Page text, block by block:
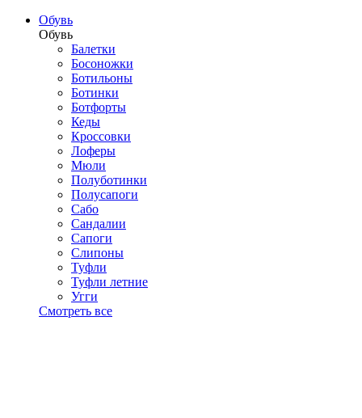
Обувь
Обувь
Балетки
Босоножки
Ботильоны
Ботинки
Ботфорты
Кеды
Кроссовки
Лоферы
Мюли
Полуботинки
Полусапоги
Сабо
Сандалии
Сапоги
Слипоны
Туфли
Туфли летние
Угги
Смотреть все